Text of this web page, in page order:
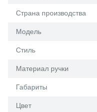
Страна производства
Модель
Стиль
Материал ручки
Габариты
Цвет